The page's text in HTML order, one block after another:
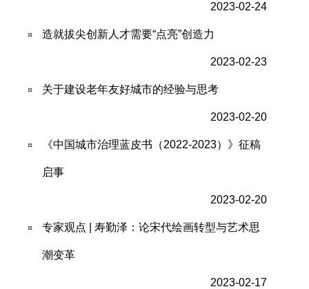
2023-02-24
造就拔尖创新人才需要“点亮”创造力
2023-02-23
关于建设老年友好城市的经验与思考
2023-02-20
《中国城市治理蓝皮书（2022-2023）》征稿
启事
2023-02-20
专家观点 | 寿勤泽：论宋代绘画转型与艺术思
潮变革
2023-02-17